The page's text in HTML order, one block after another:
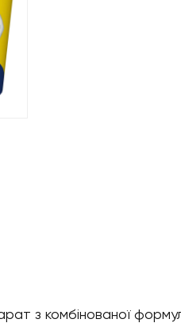
з комбінованої